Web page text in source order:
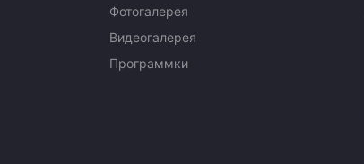
Фотогалерея
Видеогалерея
Программки